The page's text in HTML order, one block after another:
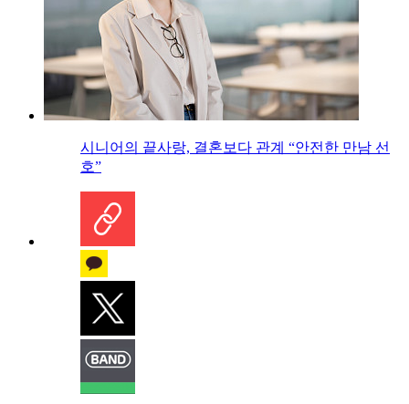
시니어의 끝사랑, 결혼보다 관계 “안전한 만남 선
호”